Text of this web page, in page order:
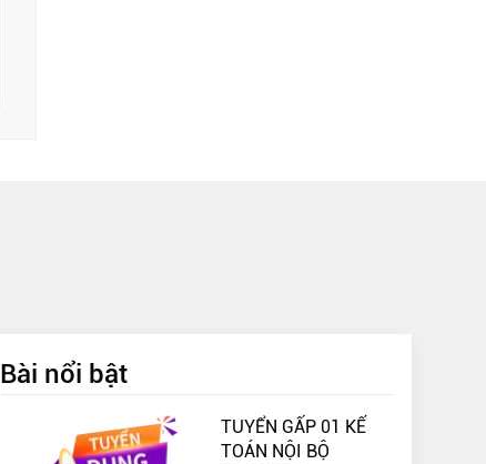
Bài nổi bật
TUYỂN GẤP 01 KẾ
TOÁN NỘI BỘ